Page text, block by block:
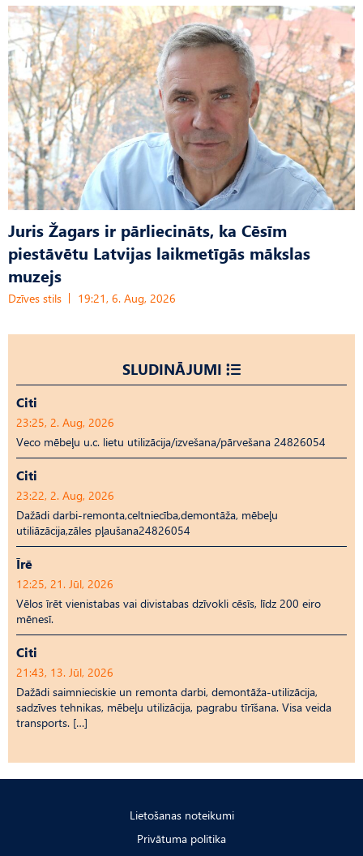
Juris Žagars ir pārliecināts, ka Cēsīm
piestāvētu Latvijas laikmetīgās mākslas
muzejs
Dzīves stils 19:21, 6. Aug, 2026
SLUDINĀJUMI
Citi
23:25, 2. Aug, 2026
Veco mēbeļu u.c. lietu utilizācija/izvešana/pārvešana 24826054
Citi
23:22, 2. Aug, 2026
Dažādi darbi-remonta,celtniecība,demontāža, mēbeļu
utiliāzācija,zāles pļaušana24826054
Īrē
12:25, 21. Jūl, 2026
Vēlos īrēt vienistabas vai divistabas dzīvokli cēsīs, līdz 200 eiro
mēnesī.
Citi
21:43, 13. Jūl, 2026
Dažādi saimnieciskie un remonta darbi, demontāža-utilizācija,
sadzīves tehnikas, mēbeļu utilizācija, pagrabu tīrīšana. Visa veida
transports. […]
Lietošanas noteikumi
Privātuma politika